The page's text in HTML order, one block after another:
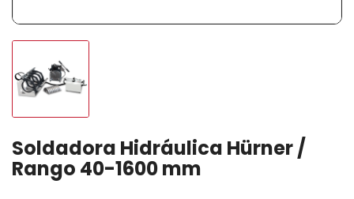
Soldadora Hidráulica Hürner /
Rango 40-1600 mm